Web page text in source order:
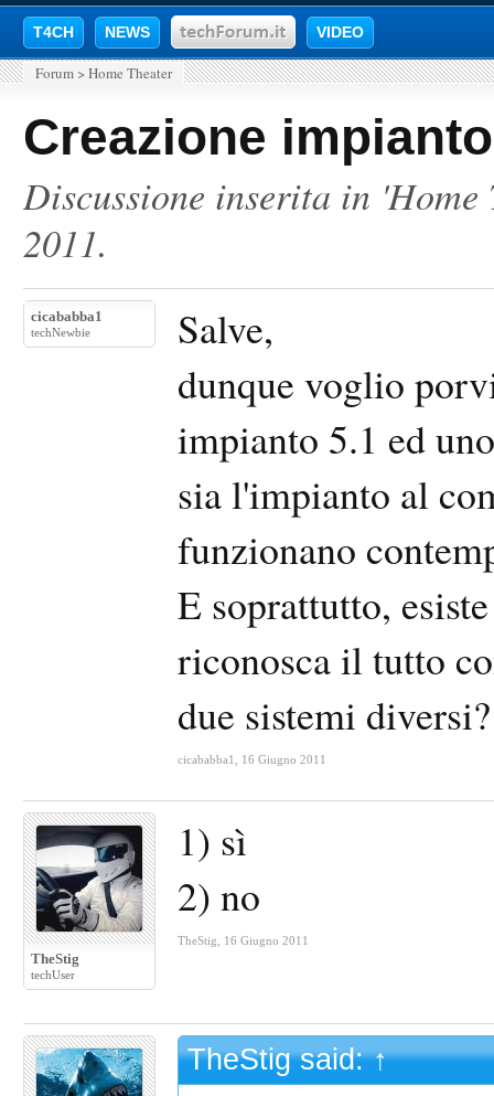
T4CH NEWS VIDEO
Forum > Home Theater
Creazione
Discussione inserita in 'Home
2011.
cicababba1
techNewbie
Salve,
dunque voglio
impianto 5.1 ed
sia l'impianto al
funzionano
E soprattutto,
riconosca il tutto
due sistemi diversi?
cicababba1 16 Giugno 2011
TheStig
techUser
1) sì
2) no
TheStig 16 Giugno 2011
TheStig said:↑